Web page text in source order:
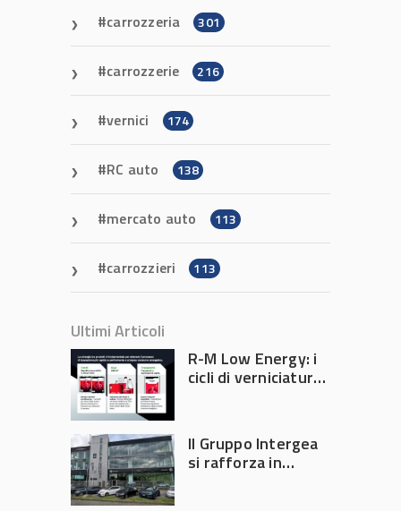
carrozzeria 301
carrozzerie 216
vernici 174
RC auto 138
mercato auto 113
carrozzieri 113
Ultimi Articoli
R-M Low Energy: i
cicli di verniciatura
tempi e costi in
carrozzeria
Il Gruppo Intergea
si rafforza in